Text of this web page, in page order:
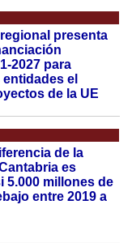
presenta
2027 para
el
de la UE
de la
es
5.000 millones de
entre 2019 a